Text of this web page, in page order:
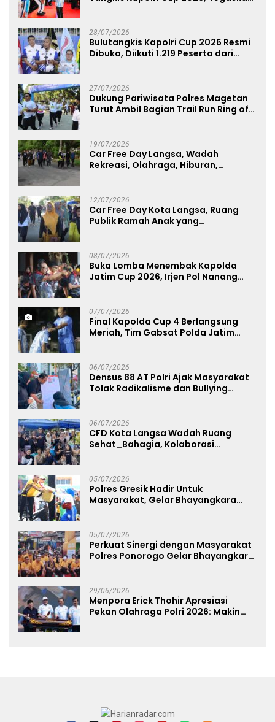
28/07/2026
Bulutangkis Kapolri Cup 2026 Resmi
Dibuka, Diikuti 1.219 Peserta dari
27/07/2026
Dukung Pariwisata Polres Magetan
Turut Ambil Bagian Trail Run Ring of
19/07/2026
Car Free Day Langsa, Wadah
Rekreasi, Olahraga, Hiburan,
12/07/2026
Car Free Day Kota Langsa, Ruang
Publik Ramah Anak yang
08/07/2026
Buka Lomba Menembak Kapolda
Jatim Cup 2026, Irjen Pol Nanang
07/07/2026
Final Kapolda Cup 4 Berlangsung
Meriah, Tim Gabsat Polda Jatim
06/07/2026
Densus 88 AT Polri Ajak Masyarakat
Tolak Radikalisme dan Bullying
06/07/2026
CFD Kota Langsa Wadah Ruang
Sehat_Bahagia, Kolaborasi
05/07/2026
Polres Gresik Hadir Untuk
Masyarakat, Gelar Bhayangkara
05/07/2026
Perkuat Sinergi dengan Masyarakat
Polres Ponorogo Gelar Bhayangkara
29/06/2026
Menpora Erick Thohir Apresiasi
Pekan Olahraga Polri 2026: Makin